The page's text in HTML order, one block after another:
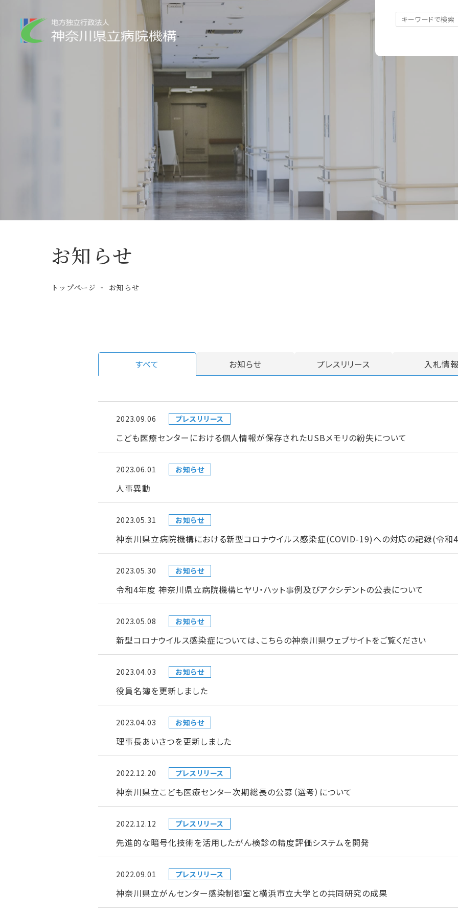
お知らせ
トップページ お知らせ
すべて お知らせ プレスリリース 入札情報
2023.09.06 プレスリリース
こども医療センターにおける個人情報が保存されたUSBメモリの紛失について
2023.06.01 お知らせ
人事異動
2023.05.31 お知らせ
神奈川県立病院機構における新型コロナウイルス感染症(COVID-19)への対応の記録(令和
2023.05.30 お知らせ
令和4年度 神奈川県立病院機構ヒヤリ・ハット事例及びアクシデントの公表について
2023.05.08 お知らせ
新型コロナウイルス感染症については、こちらの神奈川県ウェブサイトをご覧ください
2023.04.03 お知らせ
役員名簿を更新しました
2023.04.03 お知らせ
理事長あいさつを更新しました
2022.12.20 プレスリリース
神奈川県立こども医療センター次期総長の公募（選考）について
2022.12.12 プレスリリース
先進的な暗号化技術を活用したがん検診の精度評価システムを開発
2022.09.01 プレスリリース
神奈川県立がんセンター感染制御室と横浜市立大学との共同研究の成果